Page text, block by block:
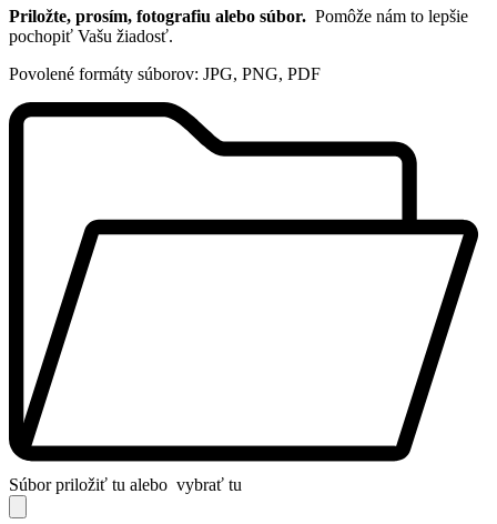
Priložte, prosím, fotografiu alebo súbor. Pomôže nám to lepšie
pochopiť Vašu žiadosť.
Povolené formáty súborov: JPG, PNG, PDF
Súbor priložiť tu alebo vybrať tu